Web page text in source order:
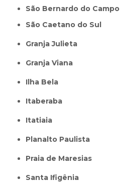
São Bernardo do Campo
São Caetano do Sul
Granja Julieta
Granja Viana
Ilha Bela
Itaberaba
itatiaia
Planalto Paulista
Praia de Maresias
Santa Ifigênia